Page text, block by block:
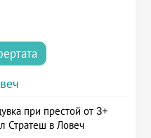
при престой от 3+
Стратеш в Ловеч